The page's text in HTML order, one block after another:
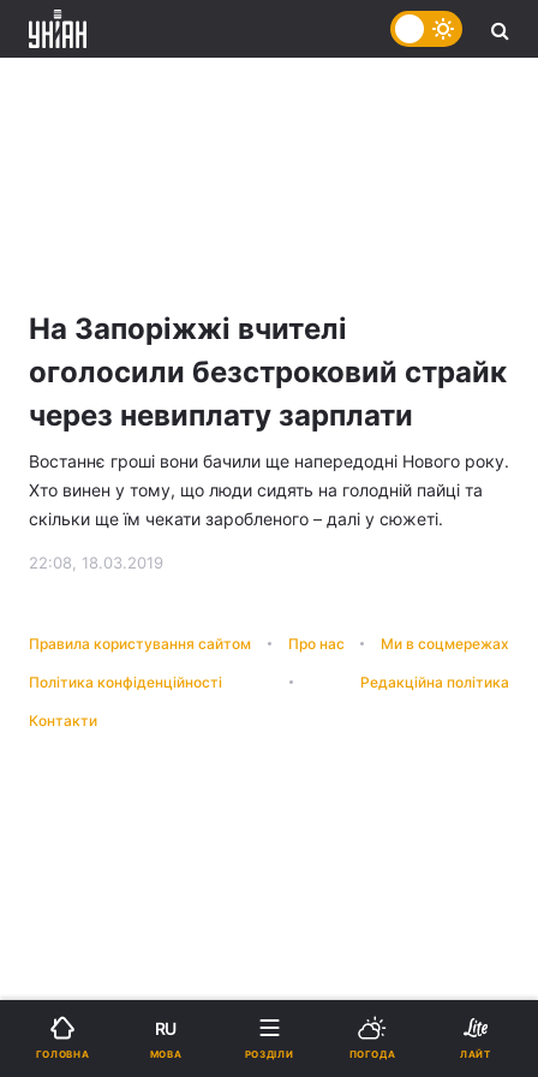
На Запоріжжі вчителі
оголосили безстроковий страйк
через невиплату зарплати
Востаннє гроші вони бачили ще напередодні Нового року.
Хто винен у тому, що люди сидять на голодній пайці та
скільки ще їм чекати заробленого – далі у сюжеті.
22:08, 18.03.2019
Правила користування сайтом Про нас Ми в соцмережах
Політика конфіденційності Редакційна політика
Контакти
ГОЛОВНА
RU
МОВА РОЗДІЛИ ПОГОДА ЛАЙТ